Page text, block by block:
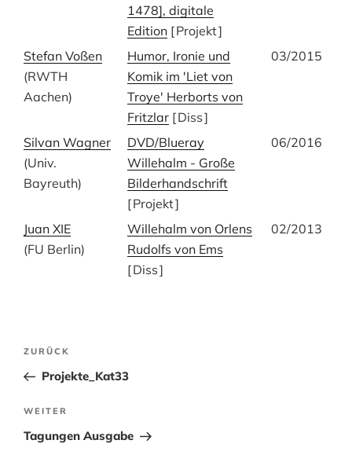
1478], digitale
Edition [Projekt]
Stefan Voßen
(RWTH
Aachen)
Humor, Ironie und
Komik im 'Liet von
Troye' Herborts von
Fritzlar [Diss]
03/2015
Silvan Wagner
(Univ.
Bayreuth)
DVD/Blueray
Willehalm - Große
Bilderhandschrift
[Projekt]
06/2016
Juan XIE
(FU Berlin)
Willehalm von Orlens
Rudolfs von Ems
[Diss]
02/2013
Beitragsnavigation
Vorheriger
Beitrag
ZURÜCK
Projekte_Kat33
Nächster
Beitrag
WEITER
Tagungen Ausgabe